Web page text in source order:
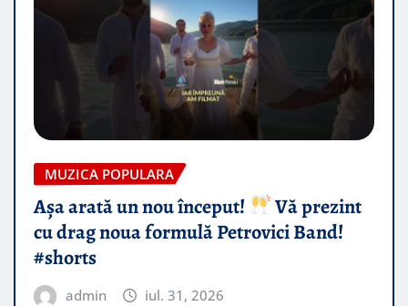
MUZICA POPULARA
Așa arată un nou început!
Vă prezint
cu drag noua formulă Petrovici Band!
#shorts
admin iul. 31, 2026